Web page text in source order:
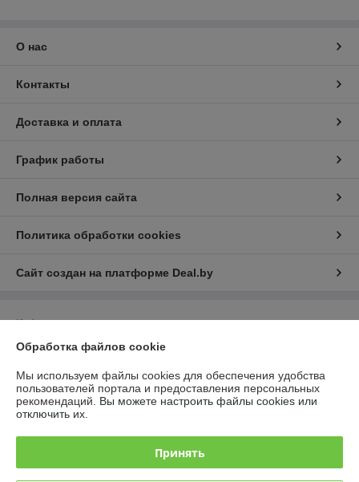
О нас
Контакты
Доставка и оплата
График работы
Полная версия сайта
Политика обработки cookies
Сайт создан на платформе Deal.by
Информация для покупателя
Индивидуальный предприниматель:
Республика Беларусь, г. Минск, ул. Володько, д. 24, кв. 21
Регистрационный номер ЕГР: 190379361
Регистрационный орган: Минский горисполком
Обработка файлов cookie
Мы используем файлы cookies для обеспечения удобства
пользователей портала и предоставления персональных
рекомендаций. Вы можете настроить файлы cookies или
отключить их.
Принять